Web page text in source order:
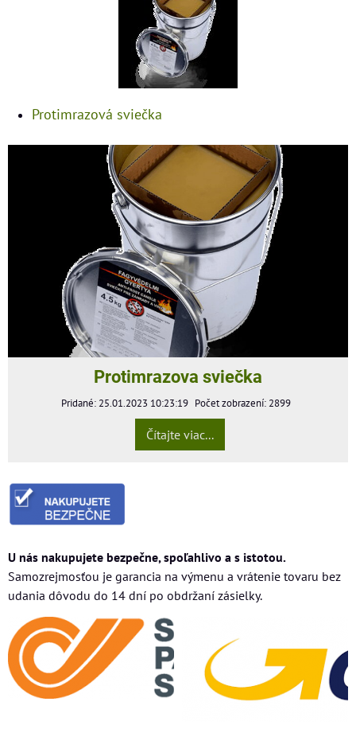
Protimrazová sviečka
Protimrazova sviečka
Pridané: 25.01.2023 10:23:19 Počet zobrazení: 2899
Čítajte viac...
U nás nakupujete bezpečne, spoľahlivo a s istotou.
Samozrejmosťou je garancia na výmenu a vrátenie tovaru bez
udania dôvodu do 14 dní po obdržaní zásielky.